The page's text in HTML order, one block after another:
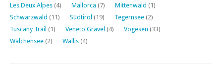
Les Deux Alpes (4) Mallorca (7) Mittenwald (1)
Schwarzwald (11) Südtirol (19) Tegernsee (2)
Tuscany Trail (1) Veneto Gravel (4) Vogesen (33)
Walchensee (2) Wallis (4)